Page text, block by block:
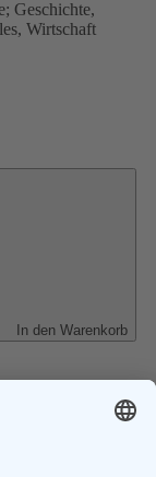
Geschichte,
Wirtschaft
In den Warenkorb